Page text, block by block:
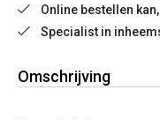
Online bestellen
Specialist in
Omschrijving